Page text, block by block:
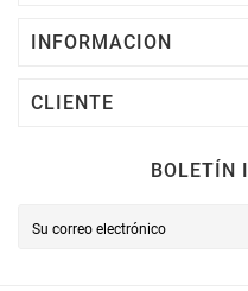
INFORMACION
CLIENTE
BOLETÍN